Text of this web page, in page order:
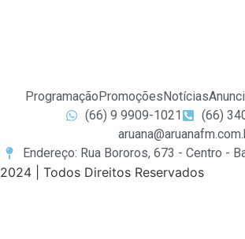
ProgramaçãoPromoçõesNotícias
(66) 9 9909-1021
(66)
Endereço: Rua Bororos, 673 - Centro -
2024 | Todos Direitos Reservados